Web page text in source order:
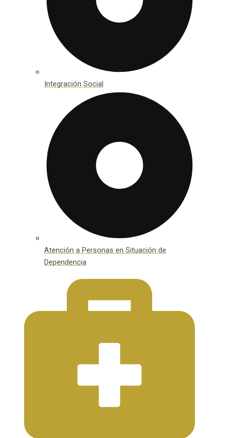
Integración Social
Atención a Personas en Situación de
Dependencia